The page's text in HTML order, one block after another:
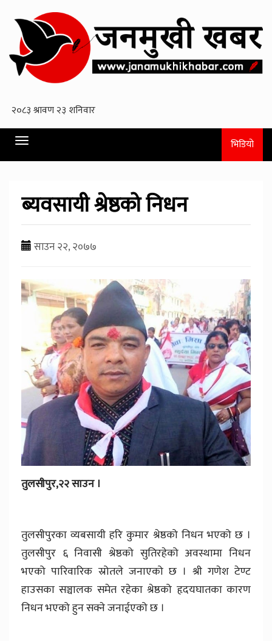
Toggle
navigation
भिडियो
ब्यवसायी श्रेष्ठको निधन
साउन २२, २०७७
तुलसीपुर,२२ साउन ।
तुलसीपुरका व्यबसायी हरि कुमार श्रेष्ठको निधन भएको छ ।
तुलसीपुर ६ निवासी श्रेष्ठको सुतिरहेको अवस्थामा निधन
भएको पारिवारिक स्रोतले जनाएको छ । श्री गणेश टेण्ट
हाउसका सञ्चालक समेत रहेका श्रेष्ठको हृदयघातका कारण
निधन भएको हुन सक्ने जनाईएको छ ।